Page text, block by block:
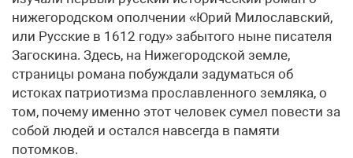
нижегородском ополчении «Юрий Милославский,
или Русские в 1612 году» забытого ныне писателя
Загоскина. Здесь, на Нижегородской земле,
страницы романа побуждали задуматься об
истоках патриотизма прославленного земляка, о
том, почему именно этот человек сумел повести за
собой людей и остался навсегда в памяти
потомков.